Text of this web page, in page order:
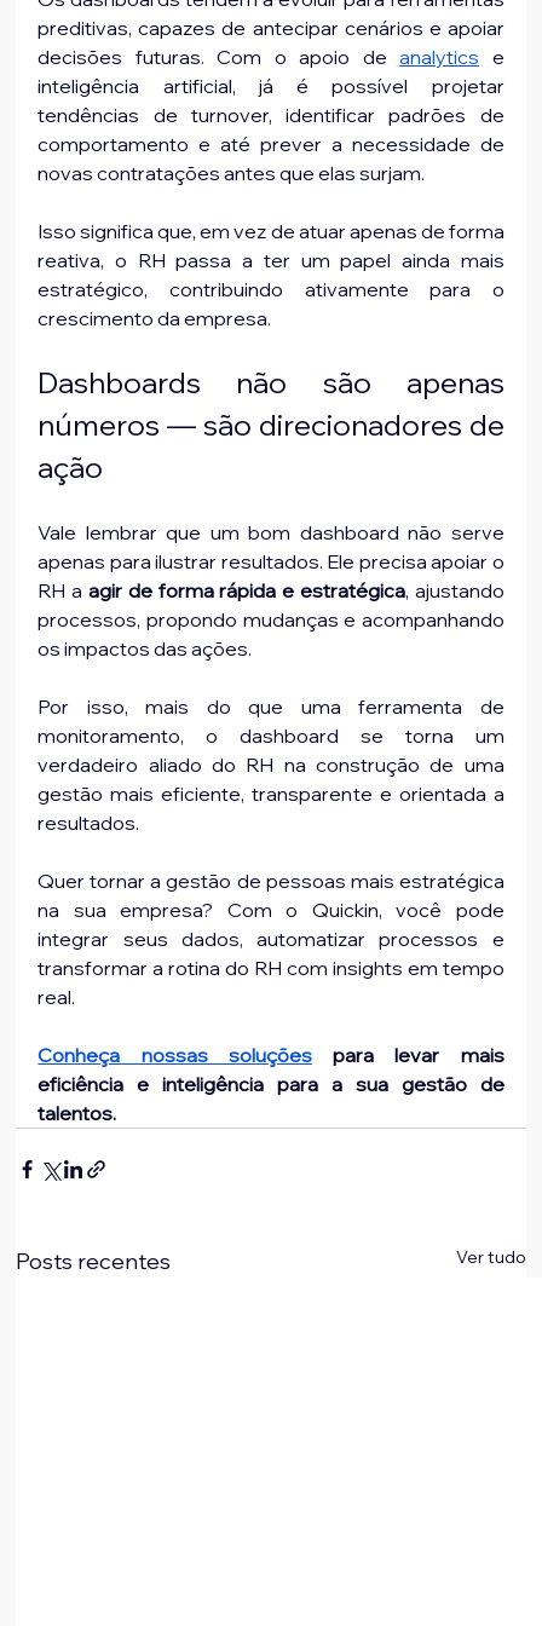
preditivas, capazes de antecipar cenários e apoiar
decisões futuras. Com o apoio de analytics e
inteligência artificial, já é possível projetar
tendências de turnover, identificar padrões de
comportamento e até prever a necessidade de
novas contratações antes que elas surjam.
Isso significa que, em vez de atuar apenas de forma
reativa, o RH passa a ter um papel ainda mais
estratégico, contribuindo ativamente para o
crescimento da empresa.
Dashboards não são apenas
números — são direcionadores de
ação
Vale lembrar que um bom dashboard não serve
apenas para ilustrar resultados. Ele precisa apoiar o
RH a agir de forma rápida e estratégica, ajustando
processos, propondo mudanças e acompanhando
os impactos das ações.
Por isso, mais do que uma ferramenta de
monitoramento, o dashboard se torna um
verdadeiro aliado do RH na construção de uma
gestão mais eficiente, transparente e orientada a
resultados.
Quer tornar a gestão de pessoas mais estratégica
na sua empresa? Com o Quickin, você pode
integrar seus dados, automatizar processos e
transformar a rotina do RH com insights em tempo
real.
Conheça nossas soluções para levar mais
eficiência e inteligência para a sua gestão de
talentos.
Posts recentes Ver tudo